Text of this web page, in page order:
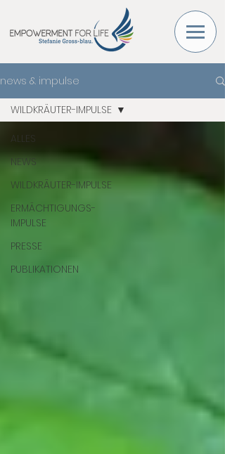
news & impulse
ALLES
NEWS
WILDKRÄUTER-IMPULSE
ERMÄCHTIGUNGS-
IMPULSE
PRESSE
PUBLIKATIONEN
WILDKRÄUTER-IMPULSE